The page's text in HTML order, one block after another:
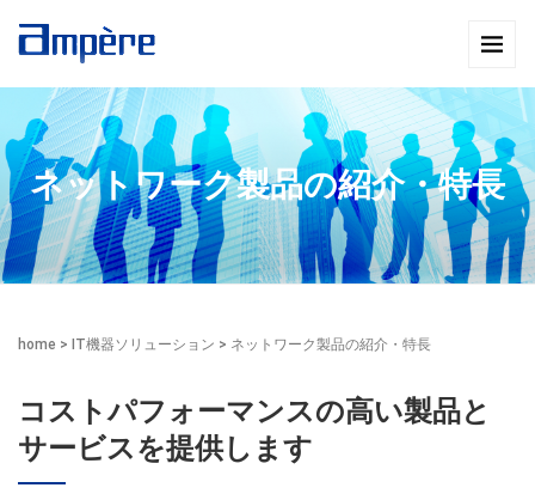
ネットワーク製品の紹介・特長
home > IT機器ソリューション > ネットワーク製品の紹介・特長
コストパフォーマンスの高い製品と
サービスを提供します